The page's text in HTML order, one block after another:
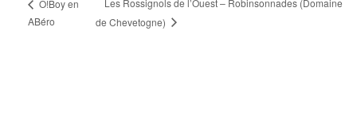
O!Boy en
ABéro
Les Rossignols de l’Ouest – Robinsonnades (Domaine
de Chevetogne)